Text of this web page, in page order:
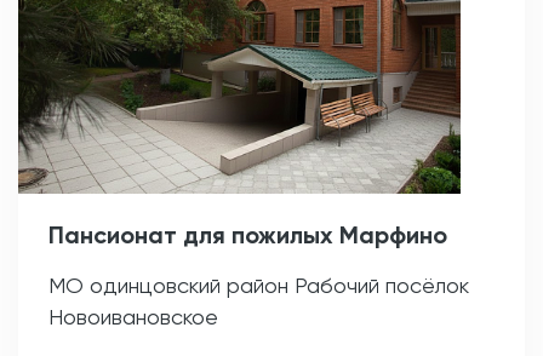
Пансионат для пожилых Марфино
МО одинцовский район Рабочий посёлок
Новоивановское